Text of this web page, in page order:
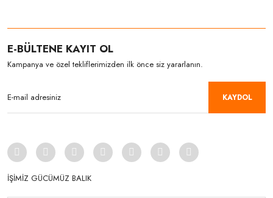
E-BÜLTENE KAYIT OL
Kampanya ve özel tekliflerimizden ilk önce siz yararlanın.
KAYDOL
İŞİMİZ GÜCÜMÜZ BALIK